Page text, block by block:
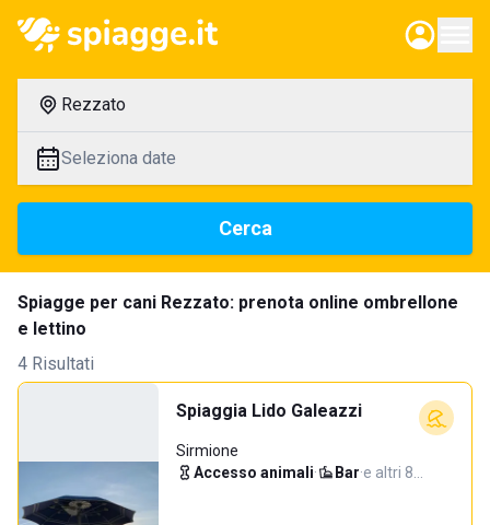
Rezzato
Seleziona date
Cerca
Spiagge per cani Rezzato: prenota online ombrellone
e lettino
4 Risultati
Spiaggia Lido Galeazzi
Sirmione
Accesso animali· Bar·e altri 8…